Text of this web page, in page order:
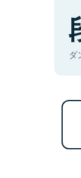
ダ